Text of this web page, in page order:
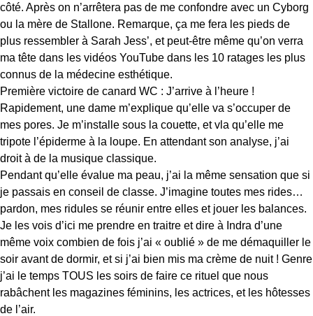
côté. Après on n’arrêtera pas de me confondre avec un Cyborg
ou la mère de Stallone. Remarque, ça me fera les pieds de
plus ressembler à Sarah Jess’, et peut-être même qu’on verra
ma tête dans les vidéos YouTube dans les 10 ratages les plus
connus de la médecine esthétique.
Première victoire de canard WC : J’arrive à l’heure !
Rapidement, une dame m’explique qu’elle va s’occuper de
mes pores. Je m’installe sous la couette, et vla qu’elle me
tripote l’épiderme à la loupe. En attendant son analyse, j’ai
droit à de la musique classique.
Pendant qu’elle évalue ma peau, j’ai la même sensation que si
je passais en conseil de classe. J’imagine toutes mes rides…
pardon, mes ridules se réunir entre elles et jouer les balances.
Je les vois d’ici me prendre en traitre et dire à Indra d’une
même voix combien de fois j’ai « oublié » de me démaquiller le
soir avant de dormir, et si j’ai bien mis ma crème de nuit ! Genre
j’ai le temps TOUS les soirs de faire ce rituel que nous
rabâchent les magazines féminins, les actrices, et les hôtesses
de l’air.